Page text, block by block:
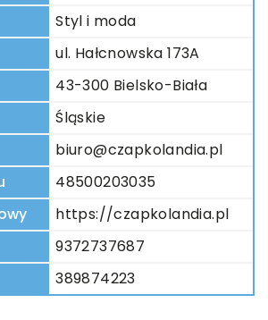
Styl i moda
ul. Hałcnowska 173A
43-300 Bielsko-Biała
Śląskie
biuro@czapkolandia.pl
48500203035
https://czapkolandia.pl
9372737687
389874223